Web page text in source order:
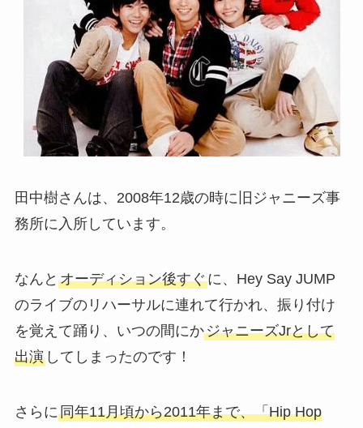
田中樹さんは、2008年12歳の時に旧ジャニーズ事
務所に入所しています。
なんと オーディション後すぐに、Hey Say JUMP
のライブのリハーサルに連れて行かれ、振り付け
を覚えて踊り、いつの間にかジャニーズJrとして
出演してしまったのです！
さらに同年11月頃から2011年まで、「Hip Hop